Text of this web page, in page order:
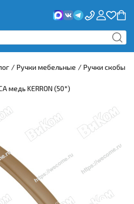
/ Ручки мебельные / Ручки скобы
медь KERRON (50*)